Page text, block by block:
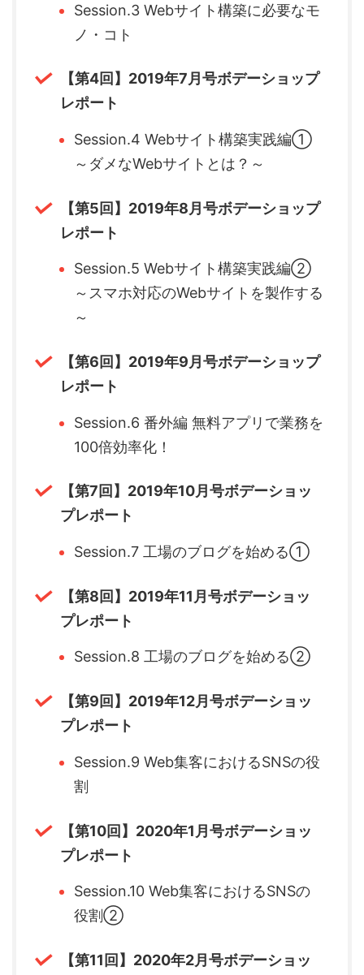
Session.3 Webサイト構築に必要なモ
ノ・コト
【第4回】2019年7月号ボデーショップ
レポート
Session.4 Webサイト構築実践編①
～ダメなWebサイトとは？～
【第5回】2019年8月号ボデーショップ
レポート
Session.5 Webサイト構築実践編②
～スマホ対応のWebサイトを製作する
～
【第6回】2019年9月号ボデーショップ
レポート
Session.6 番外編 無料アプリで業務を
100倍効率化！
【第7回】2019年10月号ボデーショッ
プレポート
Session.7 工場のブログを始める①
【第8回】2019年11月号ボデーショッ
プレポート
Session.8 工場のブログを始める②
【第9回】2019年12月号ボデーショッ
プレポート
Session.9 Web集客におけるSNSの役
割
【第10回】2020年1月号ボデーショッ
プレポート
Session.10 Web集客におけるSNSの
役割②
【第11回】2020年2月号ボデーショッ